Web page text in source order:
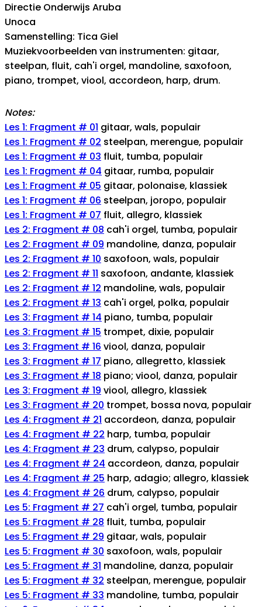
Directie Onderwijs Aruba
Unoca
Samenstelling: Tica Giel
Muziekvoorbeelden van instrumenten: gitaar,
steelpan, fluit, cah'i orgel, mandoline, saxofoon,
piano, trompet, viool, accordeon, harp, drum.
Notes:
Les 1: Fragment # 01 gitaar, wals, populair
Les 1: Fragment # 02 steelpan, merengue, populair
Les 1: Fragment # 03 fluit, tumba, populair
Les 1: Fragment # 04 gitaar, rumba, populair
Les 1: Fragment # 05 gitaar, polonaise, klassiek
Les 1: Fragment # 06 steelpan, joropo, populair
Les 1: Fragment # 07 fluit, allegro, klassiek
Les 2: Fragment # 08 cah'i orgel, tumba, populair
Les 2: Fragment # 09 mandoline, danza, populair
Les 2: Fragment # 10 saxofoon, wals, populair
Les 2: Fragment # 11 saxofoon, andante, klassiek
Les 2: Fragment # 12 mandoline, wals, populair
Les 2: Fragment # 13 cah'i orgel, polka, populair
Les 3: Fragment # 14 piano, tumba, populair
Les 3: Fragment # 15 trompet, dixie, populair
Les 3: Fragment # 16 viool, danza, populair
Les 3: Fragment # 17 piano, allegretto, klassiek
Les 3: Fragment # 18 piano; viool, danza, populair
Les 3: Fragment # 19 viool, allegro, klassiek
Les 3: Fragment # 20 trompet, bossa nova, populair
Les 4: Fragment # 21 accordeon, danza, populair
Les 4: Fragment # 22 harp, tumba, populair
Les 4: Fragment # 23 drum, calypso, populair
Les 4: Fragment # 24 accordeon, danza, populair
Les 4: Fragment # 25 harp, adagio; allegro, klassiek
Les 4: Fragment # 26 drum, calypso, populair
Les 5: Fragment # 27 cah'i orgel, tumba, populair
Les 5: Fragment # 28 fluit, tumba, populair
Les 5: Fragment # 29 gitaar, wals, populair
Les 5: Fragment # 30 saxofoon, wals, populair
Les 5: Fragment # 31 mandoline, danza, populair
Les 5: Fragment # 32 steelpan, merengue, populair
Les 5: Fragment # 33 mandoline, tumba, populair